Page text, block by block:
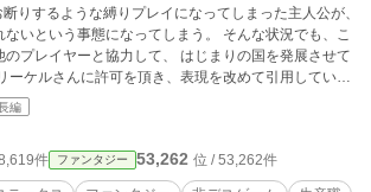
りするような縛りプレイになってしまった主人公が、
いという事態になってしまう。 そんな状況でも、こ
プレイヤーと協力して、 はじまりの国を発展させて
ーケルさんに許可を頂き、表現を改めて引用していま
る範囲の利用を認めた訳ではありません。 小説家に
す。
編
件 ファンタジー 53,262 位 / 53,262件